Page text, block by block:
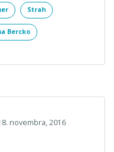
Strah
Bercko
novembra, 2016